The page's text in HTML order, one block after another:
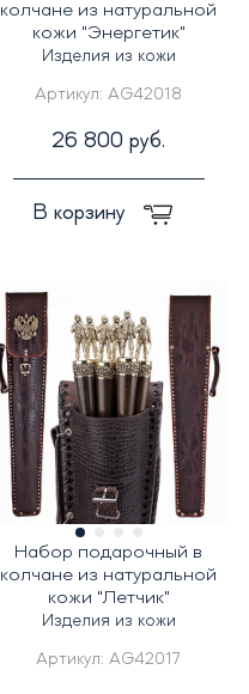
колчане из натуральной
кожи "Энергетик"
Изделия из кожи
Артикул:AG42018
26 800 руб.
В корзину
Набор подарочный в
колчане из натуральной
кожи "Летчик"
Изделия из кожи
Артикул:AG42017